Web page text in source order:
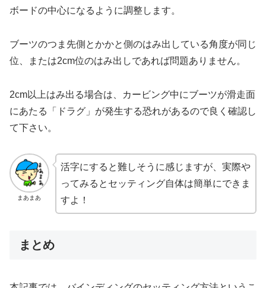
ボードの中心になるように調整します。
ブーツのつま先側とかかと側のはみ出している角度が同じ
位、または2cm位のはみ出しであれば問題ありません。
2cm以上はみ出る場合は、カービング中にブーツが滑走面
にあたる「ドラグ」が発生する恐れがあるので良く確認し
て下さい。
まあまあ
活字にすると難しそうに感じますが、実際や
ってみるとセッティング自体は簡単にできま
すよ！
まとめ